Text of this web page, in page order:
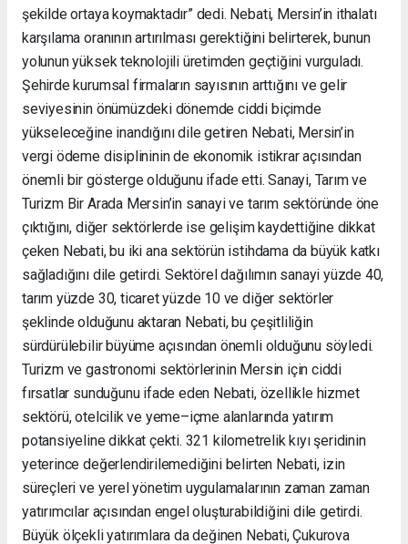
şekilde ortaya koymaktadır” dedi. Nebati, Mersin’in ithalatı
karşılama oranının artırılması gerektiğini belirterek, bunun
yolunun yüksek teknolojili üretimden geçtiğini vurguladı.
Şehirde kurumsal firmaların sayısının arttığını ve gelir
seviyesinin önümüzdeki dönemde ciddi biçimde
yükseleceğine inandığını dile getiren Nebati, Mersin’in
vergi ödeme disiplininin de ekonomik istikrar açısından
önemli bir gösterge olduğunu ifade etti. Sanayi, Tarım ve
Turizm Bir Arada Mersin’in sanayi ve tarım sektöründe öne
çıktığını, diğer sektörlerde ise gelişim kaydettiğine dikkat
çeken Nebati, bu iki ana sektörün istihdama da büyük katkı
sağladığını dile getirdi. Sektörel dağılımın sanayi yüzde 40,
tarım yüzde 30, ticaret yüzde 10 ve diğer sektörler
şeklinde olduğunu aktaran Nebati, bu çeşitliliğin
sürdürülebilir büyüme açısından önemli olduğunu söyledi.
Turizm ve gastronomi sektörlerinin Mersin için ciddi
fırsatlar sunduğunu ifade eden Nebati, özellikle hizmet
sektörü, otelcilik ve yeme–içme alanlarında yatırım
potansiyeline dikkat çekti. 321 kilometrelik kıyı şeridinin
yeterince değerlendirilemediğini belirten Nebati, izin
süreçleri ve yerel yönetim uygulamalarının zaman zaman
yatırımcılar açısından engel oluşturabildiğini dile getirdi.
Büyük ölçekli yatırımlara da değinen Nebati, Çukurova